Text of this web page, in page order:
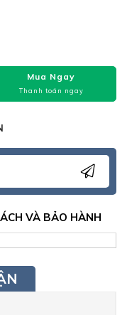
Mua Ngay
Thanh toán ngay
VÀ BẢO HÀNH